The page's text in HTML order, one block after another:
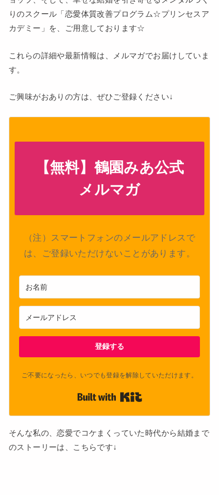
りのスクール「恋愛体質改善プログラム☆プリンセスア
カデミー」を、ご用意しております☆
これらの詳細や最新情報は、メルマガでお届けしていま
す。
ご興味がおありの方は、ぜひご登録ください↓
【無料】鶴園みあ公式
メルマガ
（注）スマートフォンのメールアドレスで
は、ご登録いただけないことがあります。
登録する
ご不要になったら、いつでも登録を解除していただけます。
そんな私の、恋愛でコケまくっていた時代から結婚まで
のストーリーは、こちらです↓